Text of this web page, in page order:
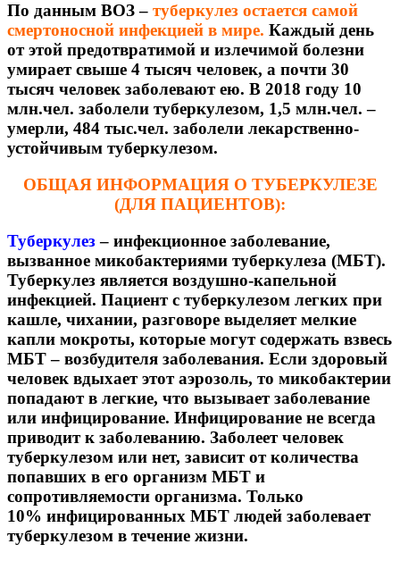
По данным ВОЗ – туберкулез остается самой
смертоносной инфекцией в мире. Каждый день
от этой предотвратимой и излечимой болезни
умирает свыше 4 тысяч человек, а почти 30
тысяч человек заболевают ею. В 2018 году 10
млн.чел. заболели туберкулезом, 1,5 млн.чел. –
умерли, 484 тыс.чел. заболели лекарственно-
устойчивым туберкулезом.
ОБЩАЯ ИНФОРМАЦИЯ О ТУБЕРКУЛЕЗЕ
(ДЛЯ ПАЦИЕНТОВ):
Туберкулез– инфекционное заболевание,
вызванное микобактериями туберкулеза (МБТ).
Туберкулез является воздушно-капельной
инфекцией. Пациент с туберкулезом легких при
кашле, чихании, разговоре выделяет мелкие
капли мокроты, которые могут содержать взвесь
МБТ – возбудителя заболевания. Если здоровый
человек вдыхает этот аэрозоль, то микобактерии
попадают в легкие, что вызывает заболевание
или инфицирование. Инфицирование не всегда
приводит к заболеванию. Заболеет человек
туберкулезом или нет, зависит от количества
попавших в его организм МБТ и
сопротивляемости организма. Только
10% инфицированных МБТ людей заболевает
туберкулезом в течение жизни.